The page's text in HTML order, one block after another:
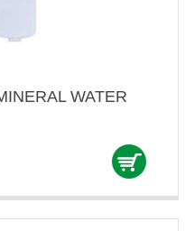
WATER